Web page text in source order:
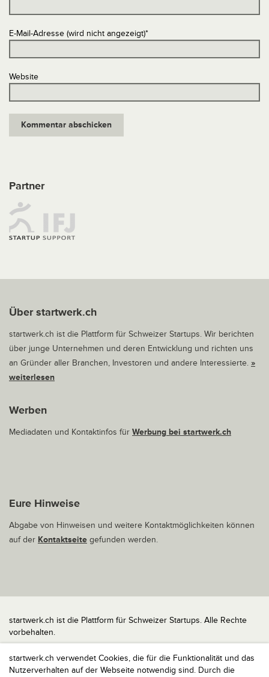
startwerk.ch verwendet Cookies, die für die Funktionalität und das
Nutzerverhalten auf der Webseite notwendig sind. Durch die
E-Mail-Adresse (wird nicht angezeigt)*
Website
Partner
Über startwerk.ch
startwerk.ch ist die Plattform für Schweizer Startups. Wir berichten
über junge Unternehmen und deren Entwicklung und richten uns
an Gründer aller Branchen, Investoren und andere Interessierte. »
weiterlesen
Werben
Mediadaten und Kontaktinfos für Werbung bei startwerk.ch
Eure Hinweise
Abgabe von Hinweisen und weitere Kontaktmöglichkeiten können
auf der Kontaktseite gefunden werden.
startwerk.ch ist die Plattform für Schweizer Startups. Alle Rechte
vorbehalten.
Impressum
Kontakt